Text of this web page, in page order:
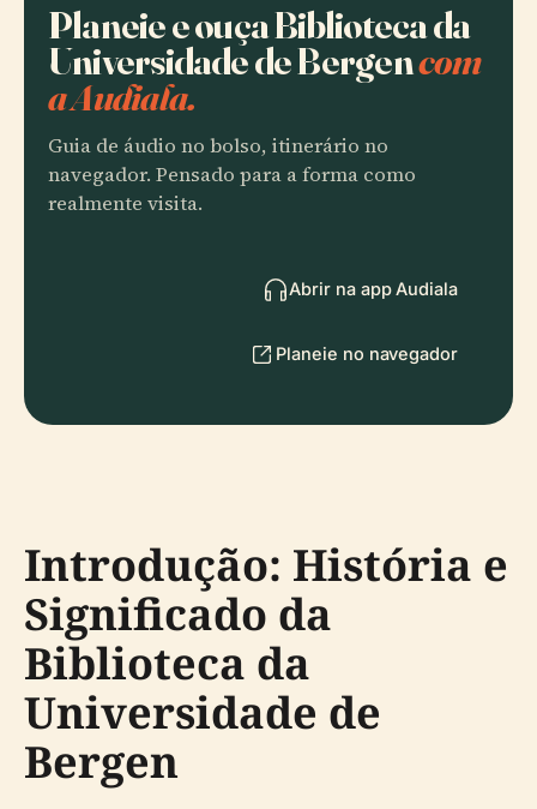
Planeie e ouça Biblioteca da
Universidade de Bergencom
a Audiala.
Guia de áudio no bolso, itinerário no
navegador. Pensado para a forma como
realmente visita.
Abrir na app Audiala
Planeie no navegador
Introdução: História e
Significado da
Biblioteca da
Universidade de
Bergen